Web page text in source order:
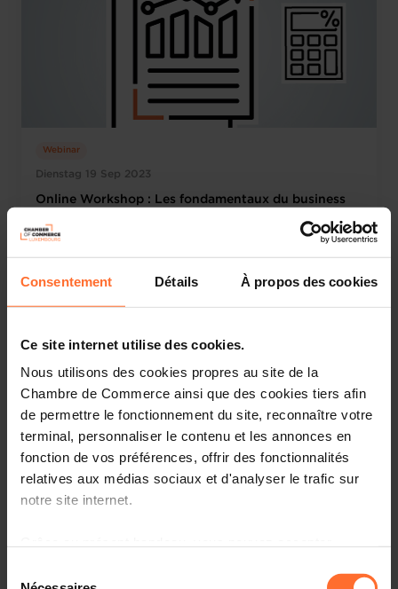
Consentement Détails À propos des cookies
Ce site internet utilise des cookies.
Nous utilisons des cookies propres au site de la
Chambre de Commerce ainsi que des cookies tiers afin
de permettre le fonctionnement du site, reconnaître votre
terminal, personnaliser le contenu et les annonces en
fonction de vos préférences, offrir des fonctionnalités
relatives aux médias sociaux et d'analyser le trafic sur
notre site internet.
à l’exception des cookies strictement nécessaires au
Dienstag 19 Sep 2023
Webinar
Online Workshop : Les fondamentaux du business
Dienstag 19 Sep 2023 > Freitag 22 Sep 2023
Wirtschaftsreise